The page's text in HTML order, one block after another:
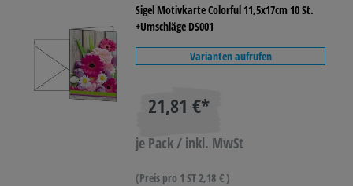
Sigel Motivkarte Colorful 11,5x17cm 10 St.
+Umschläge DS001
Varianten aufrufen
21,81 €*
je Pack / inkl. MwSt
(Preis pro 1 ST 2,18 € )